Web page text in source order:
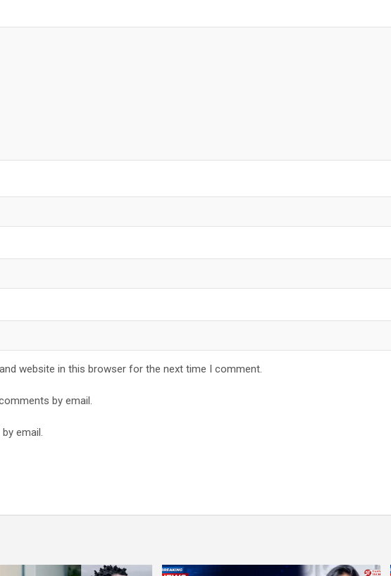
website in this browser for the next time I comment.
by email.
email.